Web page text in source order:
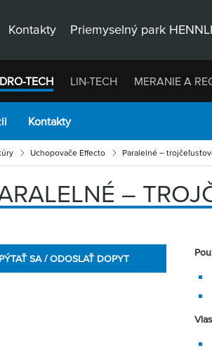
Kontakty Priemyselný park
TECH LIN-TECH MERANIE A
Kontakty
Uchopovače Effecto Paralelné –
–
SA / ODOSLAŤ DOPYT